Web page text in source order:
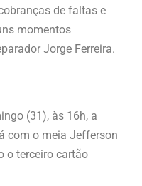
de faltas e
momentos
Jorge Ferreira.
(31), às 16h, a
com o meia Jefferson
o terceiro cartão